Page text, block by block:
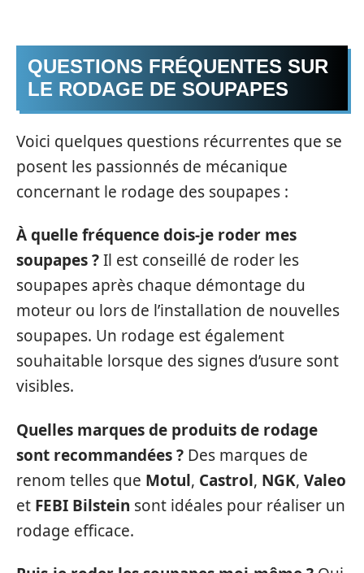
QUESTIONS FRÉQUENTES SUR
LE RODAGE DE SOUPAPES
Voici quelques questions récurrentes que se
posent les passionnés de mécanique
concernant le rodage des soupapes :
À quelle fréquence dois-je roder mes
soupapes ?Il est conseillé de roder les
soupapes après chaque démontage du
moteur ou lors de l’installation de nouvelles
soupapes. Un rodage est également
souhaitable lorsque des signes d’usure sont
visibles.
Quelles marques de produits de rodage
sont recommandées ? Des marques de
renom telles que Motul, Castrol, NGK, Valeo
et FEBI Bilstein sont idéales pour réaliser un
rodage efficace.